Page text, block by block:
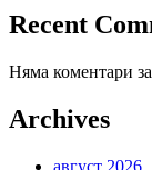
Recent
Няма коментари
Archives
август 2026